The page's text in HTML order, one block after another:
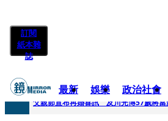
訂閱
紙本雜
誌
最新 娛樂 政治社會
快訊
父親節宣布再婚喜訊 及川光博57歲將當